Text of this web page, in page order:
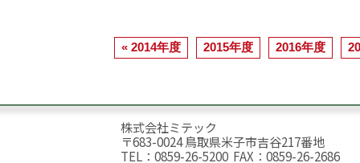
2016年度
2015年度
« 2014年度
株式会社ミテック
〒683-0024 鳥取県米子市吉谷217番地
TEL：0859-26-5200 FAX：0859-26-2686